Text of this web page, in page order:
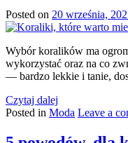
Posted on 20 września,
Wybór koralików ma
wykorzystać oraz na co
— bardzo lekkie i tanie,
Czytaj dalej
Posted in Moda Leave a